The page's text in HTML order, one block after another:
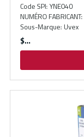
Code SPI: YNE040
NUMÉRO FABRICANT:
Sous-Marque: Uvex
$